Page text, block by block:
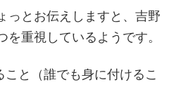
っとお伝えしますと、吉野
重視しているようです。
と（誰でも身に付けるこ